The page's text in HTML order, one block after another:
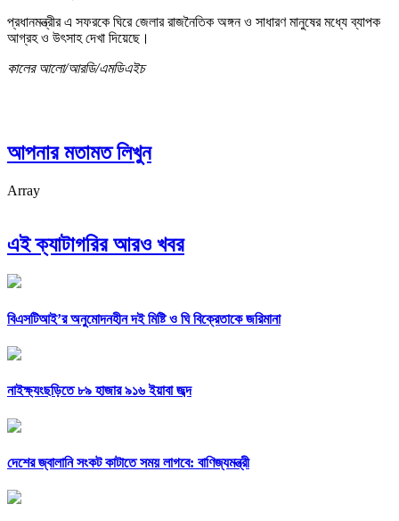
প্রধানমন্ত্রীর এ সফরকে ঘিরে জেলার রাজনৈতিক অঙ্গন ও সাধারণ মানুষের মধ্যে ব্যাপক
আগ্রহ ও উৎসাহ দেখা দিয়েছে।
কালের আলো/আরডি/এমডিএইচ
আপনার মতামত লিখুন
Array
এই ক্যাটাগরির আরও খবর
বিএসটিআই’র অনুমোদনহীন দই মিষ্টি ও ঘি বিক্রেতাকে জরিমানা
নাইক্ষ্যংছড়িতে ৮৯ হাজার ৯১৬ ইয়াবা জব্দ
দেশের জ্বালানি সংকট কাটাতে সময় লাগবে: বাণিজ্যমন্ত্রী